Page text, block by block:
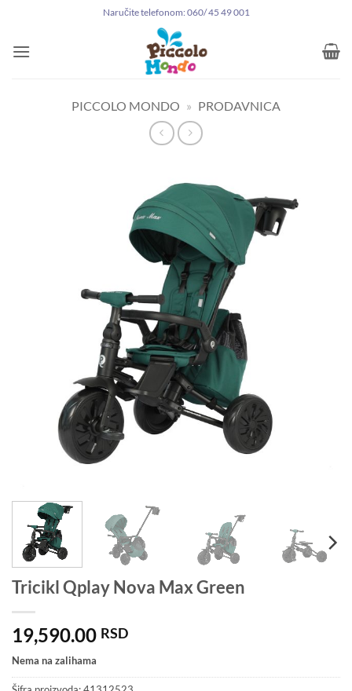
sadržaj
Naručite telefonom: 060/ 45 49 001
PICCOLO MONDO » PRODAVNICA
Tricikl Qplay Nova Max Green
19,590.00 RSD
Nema na zalihama